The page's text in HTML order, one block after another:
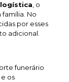
, o
No
por esses
adicional.
funerário
os